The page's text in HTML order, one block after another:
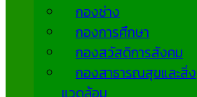
กองช่าง
กองการศึกษา
กองสวัสดิการสังคม
กองสาธารณสุขและสิ่ง